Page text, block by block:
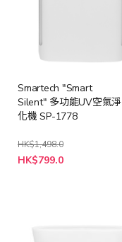
Smartech "Smart
Silent" 多功能UV空氣淨
化機 SP-1778
HK$1,498.0
特
殊
HK$799.0